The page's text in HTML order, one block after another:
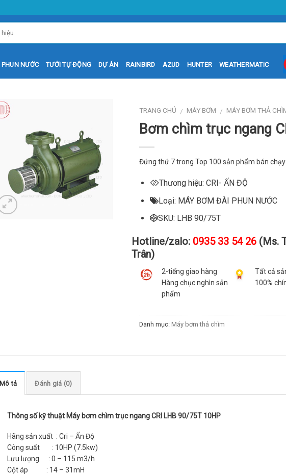
PHUN NƯỚC TƯỚI TỰ ĐỘNG DỰ ÁN RAINBIRD AZUD HUNTER WEATHERMATIC
TRANG CHỦ / MÁY BƠM / MÁY BƠM THẢ
Bơm chìm trục ngang
Đứng thứ 7trong Top 100 sản phẩm bán
Thương hiệu: CRI- ẤN ĐỘ
Loại: MÁY BƠM ĐÀI PHUN NƯỚC
SKU: LHB 90/75T
Hotline/zalo: 0935 33 54 26(Ms.
Trân)
2-tiếng giao hàng
Hàng chục nghìn sản
phẩm
Tất cả
100%
Danh mục: Máy bơm thả chìm
Mô tả Đánh giá (0)
Thông số kỹ thuật Máy bơm chìm trục ngang CRI LHB 90/75T 10HP
Hãng sản xuất : Cri – Ấn Độ
Công suất : 10HP (7.5kw)
Lưu lượng : 0 – 115 m3/h
Cột áp : 14 – 31mH